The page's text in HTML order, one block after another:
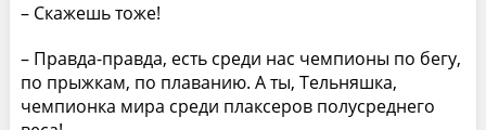
– Скажешь тоже!
– Правда-правда, есть среди нас чемпионы по бегу,
по прыжкам, по плаванию. А ты, Тельняшка,
чемпионка мира среди плаксеров полусреднего